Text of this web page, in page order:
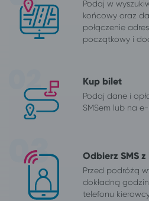
Podaj w
końcowy oraz
połączenie
początkowy i
Kup bilet
Podaj dane i
SMSem lub na e-
Odbierz SMS
Przed podróżą
dokładną
telefonu